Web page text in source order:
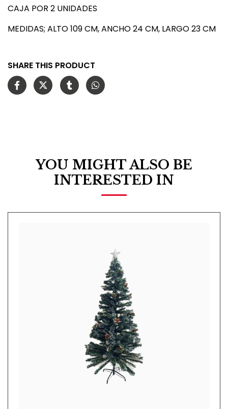
CAJA POR 2 UNIDADES
MEDIDAS; ALTO 109 CM, ANCHO 24 CM, LARGO 23 CM
SHARE THIS PRODUCT
YOU MIGHT ALSO BE
INTERESTED IN